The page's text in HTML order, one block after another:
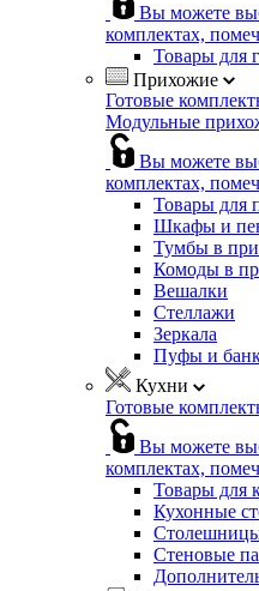
Вы можете
комплектах,
Товары для
Прихожие
Готовые
Модульные
Вы можете
комплектах,
Товары для
Шкафы и
Тумбы в
Комоды в
Вешалки
Стеллажи
Зеркала
Пуфы и
Кухни
Готовые
Вы можете
комплектах,
Товары для
Кухонные
Стеновые